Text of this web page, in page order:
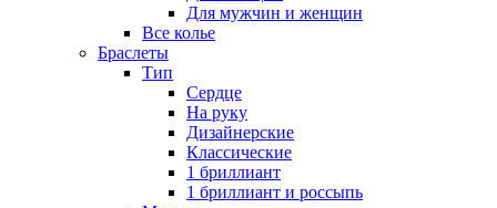
Для мужчин и женщин
Все колье
Браслеты
Тип
Сердце
На руку
Дизайнерские
Классические
1 бриллиант
1 бриллиант и россыпь